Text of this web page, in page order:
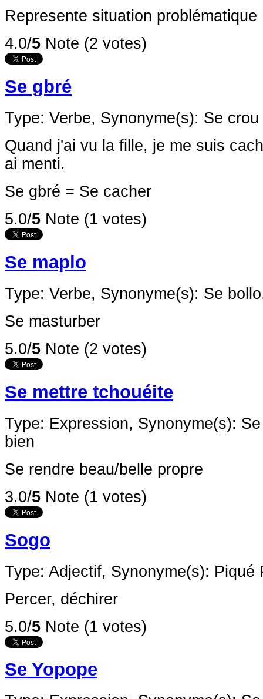
Represente situation problématique
4.0/5 Note (2 votes)
Se gbré
Type: Verbe, Synonyme(s): Se crou
Quand j'ai vu la fille, je me suis
ai menti.
Se gbré = Se cacher
5.0/5 Note (1 votes)
Se maplo
Type: Verbe, Synonyme(s): Se
Se masturber
5.0/5 Note (2 votes)
Se mettre tchouéite
Type: Expression, Synonyme(s):
bien
Se rendre beau/belle propre
3.0/5 Note (1 votes)
Sogo
Type: Adjectif, Synonyme(s): Piqué
Percer, déchirer
5.0/5 Note (1 votes)
Se Yopope